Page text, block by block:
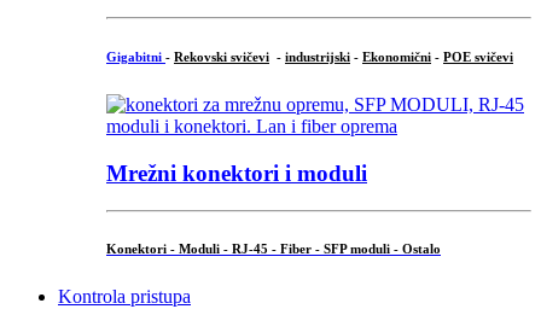
Gigabitni - Rekovski svičevi - industrijski - Ekonomični - POE svičevi
Mrežni konektori i moduli
Konektori - Moduli - RJ-45 - Fiber - SFP moduli - Ostalo
Kontrola pristupa